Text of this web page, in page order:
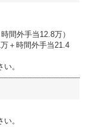
間外手当12.8万）
＋時間外手当21.4
。
。